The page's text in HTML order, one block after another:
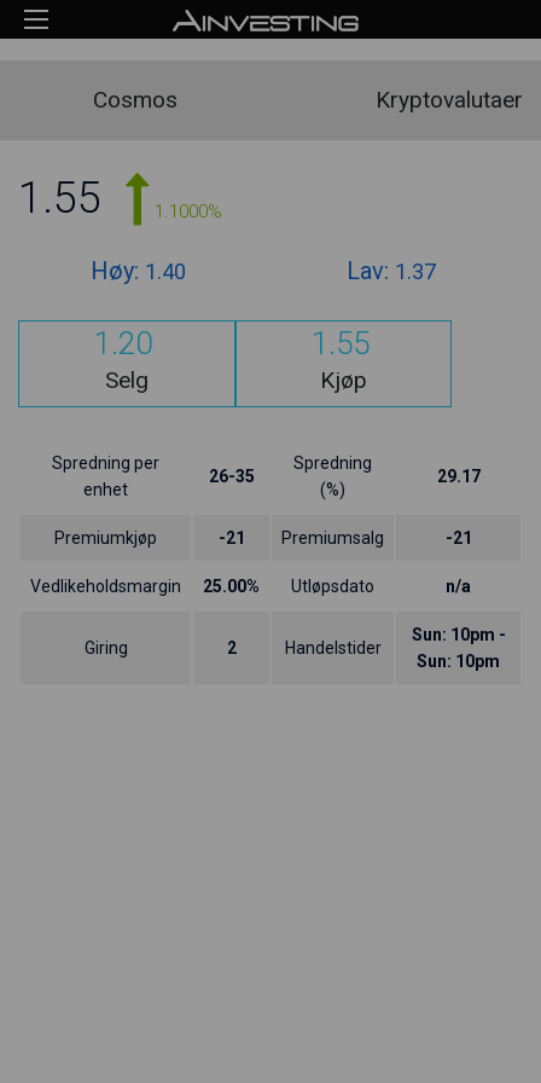
Cosmos Kryptovalutaer
1.55 1.1000%
Høy: 1.40 Lav: 1.37
1.20
Selg
1.55
Kjøp
Spredning per
enhet
26-35
Spredning
(%)
29.17
Premiumkjøp -21 Premiumsalg -21
Vedlikeholdsmargin 25.00% Utløpsdato n/a
Giring 2 Handelstider
Sun: 10pm -
Sun: 10pm